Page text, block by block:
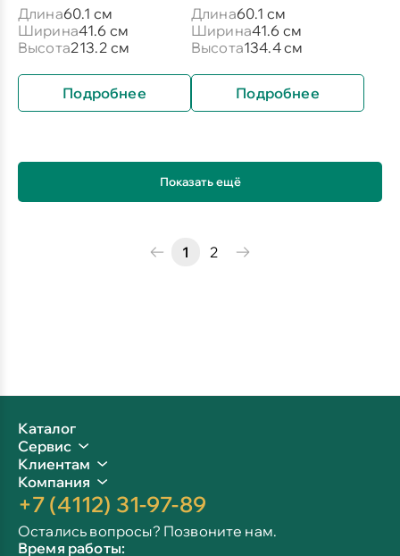
Длина60.1 см
Ширина41.6 см
Высота213.2 см
Подробнее
Длина60.1 см
Ширина41.6 см
Высота134.4 см
Подробнее
Показать ещё
1 2
Каталог
Сервис
Клиентам
Компания
+7 (4112) 31-97-89
Остались вопросы? Позвоните нам.
Время работы: